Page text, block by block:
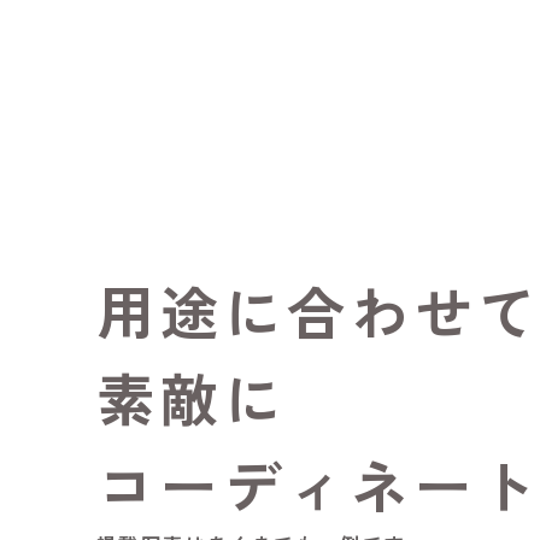
用途に合わせ
素敵に
コーディネー